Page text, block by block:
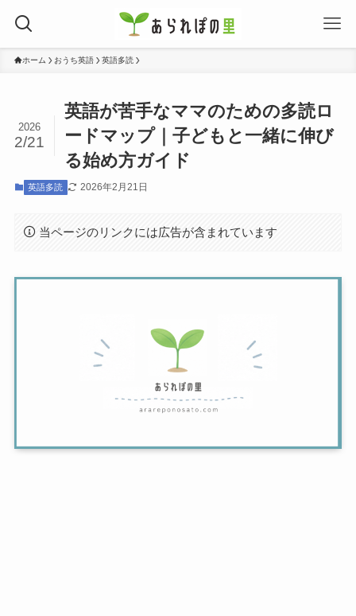
ホーム おうち英語 英語多読
英語が苦手なママのための多読ロ
ードマップ｜子どもと一緒に伸び
る始め方ガイド
2026
2/21
英語多読 2026年2月21日
当ページのリンクには広告が含まれています